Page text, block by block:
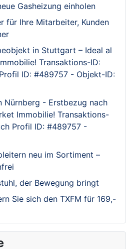
Gasheizung einholen
für Ihre Mitarbeiter, Kunden
in Stuttgart – Ideal al
Transaktions-ID:
ID: #489757 - Objekt-ID:
Nürnberg - Erstbezug nach
Immobilie! Transaktions-
Profil ID: #489757 -
neu im Sortiment –
der Bewegung bringt
Sie sich den TXFM für 169,-